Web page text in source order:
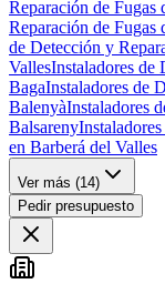
Reparación de Fugas
Reparación de Fugas
de Detección y
VallesInstaladores de
BagaInstaladores de
BalenyàInstaladores
Balsareny
en Barberá del Valles
Ver más (14)
Pedir presupuesto